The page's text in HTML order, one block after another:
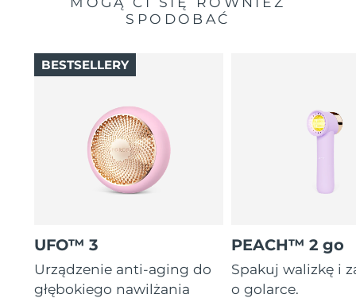
SPODOBAĆ
UFO™ 3
Urządzenie anti-aging do
głębokiego nawilżania
BESTSELLERY
PEACH™ 2 go
Spakuj walizkę i
o golarce.